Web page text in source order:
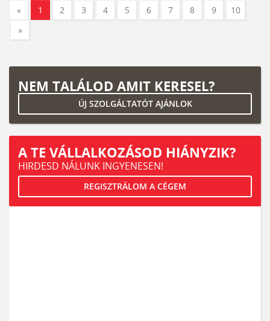
« 1 2 3 4 5 6 7 8 9
10
»
NEM TALÁLOD AMIT KERESEL?
ÚJ SZOLGÁLTATÓT AJÁNLOK
A TE VÁLLALKOZÁSOD HIÁNYZIK?
HIRDESD NÁLUNK INGYENESEN!
REGISZTRÁLOM A CÉGEM